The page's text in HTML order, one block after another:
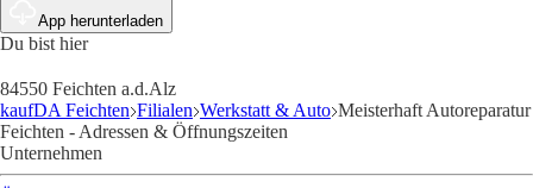
App herunterladen
Du bist hier
84550 Feichten a.d.Alz
kaufDA Feichten Filialen Werkstatt & Auto Meisterhaft Autoreparatur
Feichten - Adressen & Öffnungszeiten
Unternehmen